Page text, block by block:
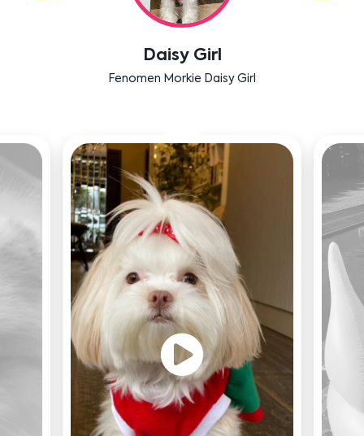
Labradoodle Bruno
Bensu Soral'ın dostu Bruno